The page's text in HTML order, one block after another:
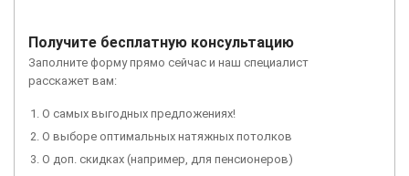
Получите бесплатную консультацию
Заполните форму прямо сейчас и наш специалист
расскажет вам:
О самых выгодных предложениях!
О выборе оптимальных натяжных потолков
О доп. скидках (например, для пенсионеров)